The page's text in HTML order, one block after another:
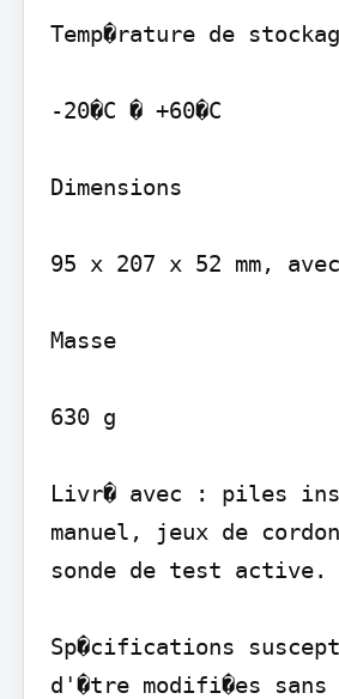
Temp�rature de
-20�C � +60�C
Dimensions
95 x 207 x 52 mm,
Masse
630 g
Livr� avec : piles
manuel, jeux de
sonde de test active.
Sp�cifications
d'�tre modifi�es